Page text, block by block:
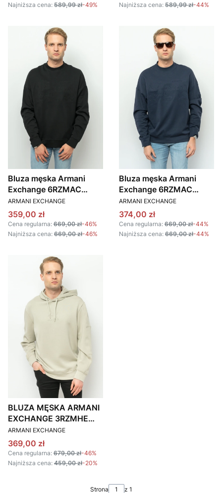
Najniższa cena: 589,99 zł-49%
Najniższa cena: 589,99 zł-44%
Bluza męska Armani
Exchange 6RZMAC
ZJMAZ czarny
PRODUCENT
ARMANI EXCHANGE
Cena promocyjna
359,00 zł
Cena regularna: 669,00 zł-46%
Najniższa cena: 669,00 zł-46%
Bluza męska Armani
Exchange 6RZMAC
ZJMAZ granatowy
PRODUCENT
ARMANI EXCHANGE
Cena promocyjna
374,00 zł
Cena regularna: 669,00 zł-44%
Najniższa cena: 669,00 zł-44%
BLUZA MĘSKA ARMANI
EXCHANGE 3RZMHE
ZJZDZ BEŻOWA
PRODUCENT
ARMANI EXCHANGE
Cena promocyjna
369,00 zł
Cena regularna: 679,00 zł-46%
Najniższa cena: 459,00 zł-20%
Strona z 1